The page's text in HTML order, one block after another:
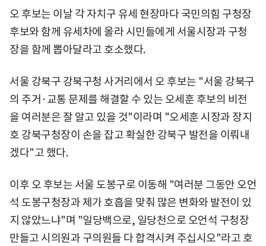
오 후보는 이날 각 자치구 유세 현장마다 국민의힘 구청장
후보와 함께 유세차에 올라 시민들에게 서울시장과 구청
장을 함께 뽑아달라고 호소했다.
서울 강북구 강북구청 사거리에서 오 후보는 "서울 강북구
의 주거·교통 문제를 해결할 수 있는 오세훈 후보의 비전
을 여러분은 잘 알고 있을 것"이라며 "오세훈 시장과 장지
호 강북구청장이 손을 잡고 확실한 강북구 발전을 이뤄내
겠다"고 했다.
이후 오 후보는 서울 도봉구로 이동해 "여러분 그동안 오언
석 도봉구청장과 제가 호흡을 맞춰 많은 변화와 발전이 있
지 않았느냐"며 "일당백으로, 일당천으로 오언석 구청장
만들고 시의원과 구의원들 다 합격시켜 주십시오"라고 호